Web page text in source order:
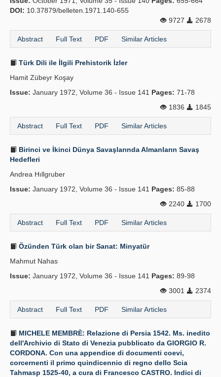
DOI: 10.37879/belleten.1971.140-655
9727
2678
Abstract Full Text PDF Similar Articles
Türk Dili ile İlgili Prehistorik İzler
Hamit Zübeyr Koşay
Issue: January 1972, Volume 36 - Issue 141 Pages: 71-78
1836
1845
Abstract Full Text PDF Similar Articles
Birinci ve İkinci Dünya Savaşlarında Almanların Savaş
Hedefleri
Andrea Hıllgruber
Issue: January 1972, Volume 36 - Issue 141 Pages: 85-88
2240
1700
Abstract Full Text PDF Similar Articles
Özünden Türk olan bir Sanat: Minyatür
Mahmut Nahas
Issue: January 1972, Volume 36 - Issue 141 Pages: 89-98
3001
2374
Abstract Full Text PDF Similar Articles
MICHELE MEMBRÈ: Relazione di Persia 1542. Ms. inedito
dell'Archivio di Stato di Venezia pubblicato da GIORGIO R.
CORDONA. Con una appendice di documenti coevi,
corcernenti il primo quindicennio di regno dello Scia
Tahmasp 1525-40, a cura di Francesco CASTRO. Indici di